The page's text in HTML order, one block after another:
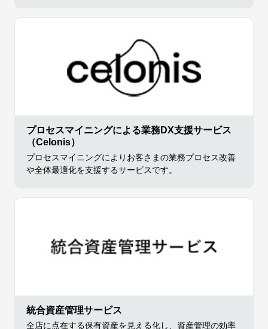
プロセスマイニングによる業務DX支援サービス
（Celonis）
プロセスマイニングによりお客さまの業務プロセス改善
や全体最適化を支援するサービスです。
統合資産管理サービス
全店に点在する保有資産を見える化し、資産管理の効率